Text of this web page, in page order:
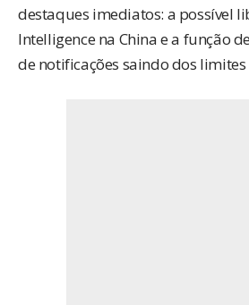
destaques imediatos: a possível
Intelligence na China e a função
de notificações saindo dos